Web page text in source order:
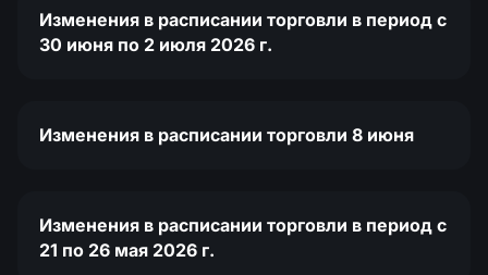
Изменения в расписании торговли в период с
30 июня по 2 июля 2026 г.
Изменения в расписании торговли 8 июня
Изменения в расписании торговли в период с
21 по 26 мая 2026 г.